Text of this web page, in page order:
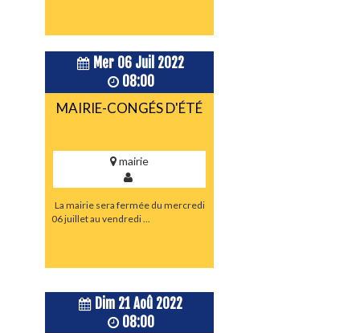
Mer 06 Juil 2022
08:00
MAIRIE-CONGÉS D'ÉTÉ
mairie
La mairie sera fermée du mercredi
06 juillet au vendredi ...
Dim 21 Aoû 2022
08:00